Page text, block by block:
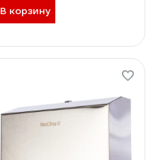
В корзину